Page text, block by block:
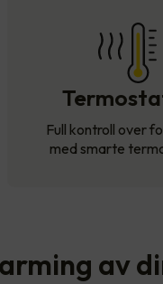
Full kontroll over
med smarte
av